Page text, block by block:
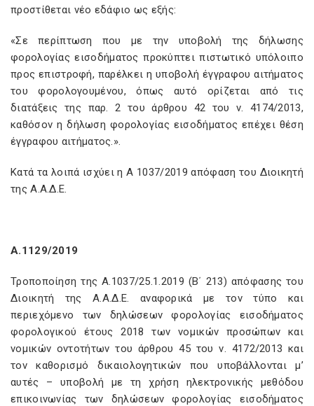
προστίθεται νέο εδάφιο ως εξής:
«Σε περίπτωση που με την υποβολή της δήλωσης
φορολογίας εισοδήματος προκύπτει πιστωτικό υπόλοιπο
προς επιστροφή, παρέλκει η υποβολή έγγραφου αιτήματος
του φορολογουμένου, όπως αυτό ορίζεται από τις
διατάξεις της παρ. 2 του άρθρου 42 του ν. 4174/2013,
καθόσον η δήλωση φορολογίας εισοδήματος επέχει θέση
έγγραφου αιτήματος.».
Κατά τα λοιπά ισχύει η Α 1037/2019 απόφαση του Διοικητή
της Α.Α.Δ.Ε.
Α.1129/2019
Τροποποίηση της Α.1037/25.1.2019 (Β΄ 213) απόφασης του
Διοικητή της Α.Α.Δ.Ε. αναφορικά με τον τύπο και
περιεχόμενο των δηλώσεων φορολογίας εισοδήματος
φορολογικού έτους 2018 των νομικών προσώπων και
νομικών οντοτήτων του άρθρου 45 του ν. 4172/2013 και
τον καθορισμό δικαιολογητικών που υποβάλλονται μ’
αυτές – υποβολή με τη χρήση ηλεκτρονικής μεθόδου
επικοινωνίας των δηλώσεων φορολογίας εισοδήματος